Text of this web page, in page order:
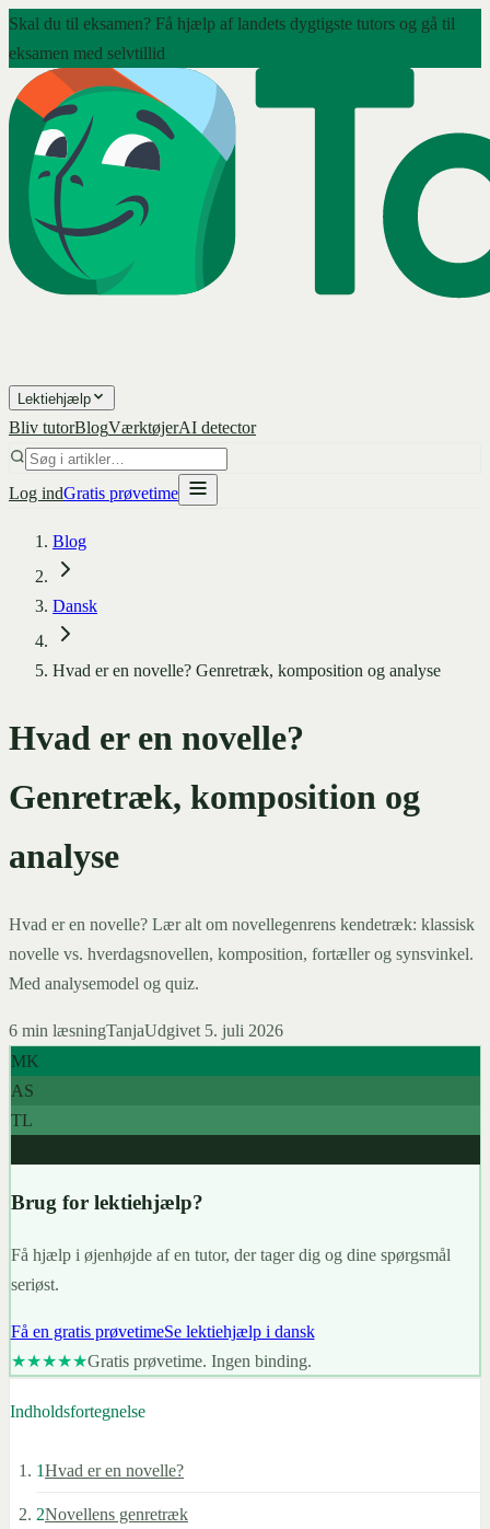
Skal du til eksamen? Få hjælp af landets dygtigste tutors og gå til
eksamen med selvtillid
Lektiehjælp
Bliv tutorBlogVærktøjerAI detector
Log indGratis prøvetime
Blog
Dansk
Hvad er en novelle? Genretræk, komposition og analyse
Hvad er en novelle?
Genretræk, komposition og
analyse
Hvad er en novelle? Lær alt om novellegenrens kendetræk: klassisk
novelle vs. hverdagsnovellen, komposition, fortæller og synsvinkel.
Med analysemodel og quiz.
6 min læsningTanjaUdgivet 5. juli 2026
MK
AS
TL
Brug for lektiehjælp?
Få hjælp i øjenhøjde af en tutor, der tager dig og dine spørgsmål
seriøst.
Få en gratis prøvetimeSe lektiehjælp i dansk
★★★★★Gratis prøvetime. Ingen binding.
Indholdsfortegnelse
1Hvad er en novelle?
2Novellens genretræk